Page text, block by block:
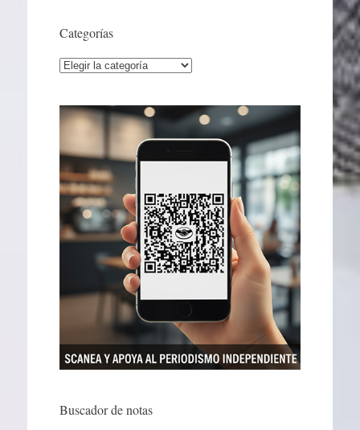
Categorías
Categorías
Buscador de notas